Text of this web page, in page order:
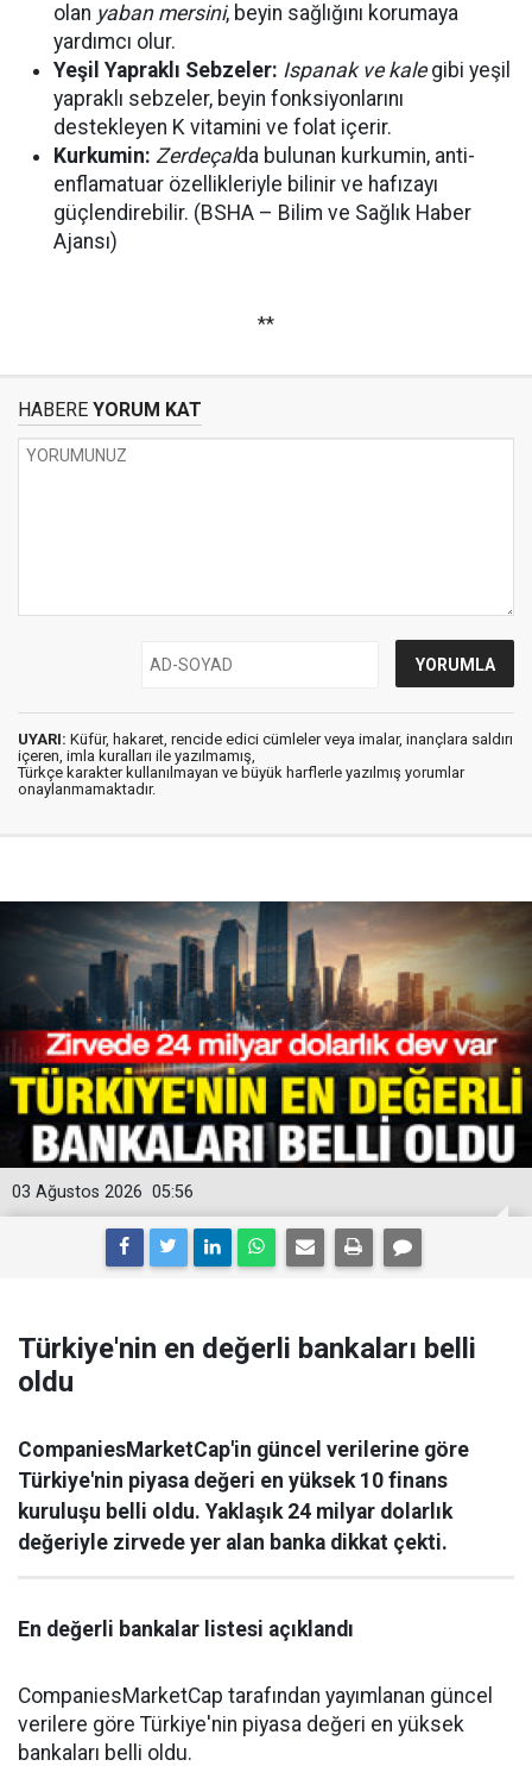
olan yaban mersini, beyin sağlığını korumaya
yardımcı olur.
Yeşil Yapraklı Sebzeler: Ispanak ve kalegibi yeşil
yapraklı sebzeler, beyin fonksiyonlarını
destekleyen K vitamini ve folat içerir.
Kurkumin: Zerdeçalda bulunan kurkumin, anti-
enflamatuar özellikleriyle bilinir ve hafızayı
güçlendirebilir. (BSHA – Bilim ve Sağlık Haber
Ajansı)
**
HABERE YORUM KAT
UYARI: Küfür, hakaret, rencide edici cümleler veya imalar, inançlara saldırı
içeren, imla kuralları ile yazılmamış,
Türkçe karakter kullanılmayan ve büyük harflerle yazılmış yorumlar
onaylanmamaktadır.
05:56
03 Ağustos 2026
Türkiye'nin en değerli bankaları belli
oldu
CompaniesMarketCap'in güncel verilerine göre
Türkiye'nin piyasa değeri en yüksek 10 finans
kuruluşu belli oldu. Yaklaşık 24 milyar dolarlık
değeriyle zirvede yer alan banka dikkat çekti.
En değerli bankalar listesi açıklandı
CompaniesMarketCap tarafından yayımlanan güncel
verilere göre Türkiye'nin piyasa değeri en yüksek
bankaları belli oldu.